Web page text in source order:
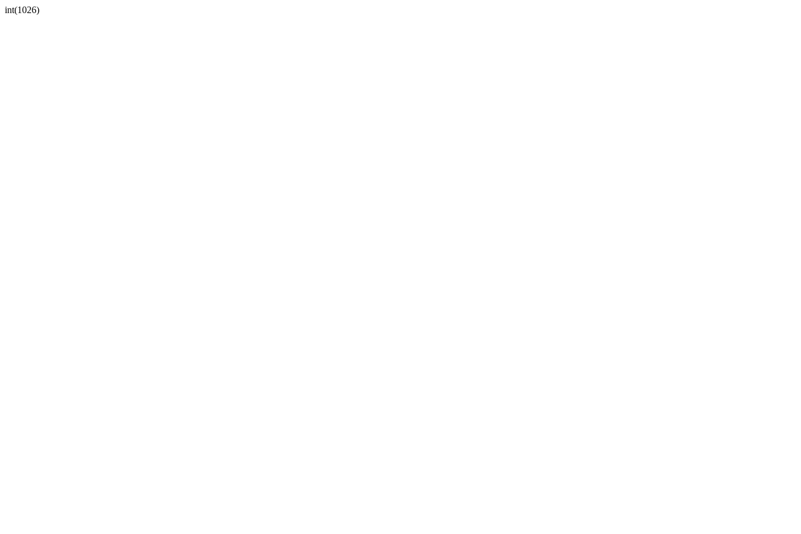
int(1026)